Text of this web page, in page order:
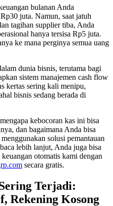
bulanan Anda
juta. Namun, saat jatuh
tagihan supplier tiba, Anda
hanya tersisa Rp5 juta.
ke mana perginya semua uang
dunia bisnis, terutama bagi
sistem manajemen cash flow
kertas sering kali menipu,
bisnis sedang berada di
kebocoran kas ini bisa
dan bagaimana Anda bisa
solusi pemantauan
lebih lanjut, Anda juga bisa
otomatis kami dengan
secara gratis.
Terjadi:
Rekening Kosong